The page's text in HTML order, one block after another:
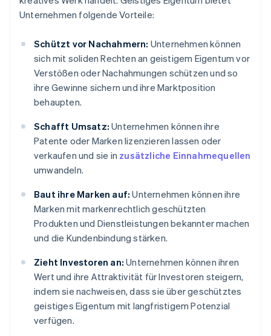
Unternehmen folgende Vorteile:
Schützt vor Nachahmern: Unternehmen können
sich mit soliden Rechten an geistigem Eigentum vor
Verstößen oder Nachahmungen schützen und so
ihre Gewinne sichern und ihre Marktposition
behaupten.
Schafft Umsatz: Unternehmen können ihre
Patente oder Marken lizenzieren lassen oder
verkaufen und sie in zusätzliche Einnahmequellen
umwandeln.
Baut ihre Marken auf: Unternehmen können ihre
Marken mit markenrechtlich geschützten
Produkten und Dienstleistungen bekannter machen
und die Kundenbindung stärken.
Zieht Investoren an: Unternehmen können ihren
Wert und ihre Attraktivität für Investoren steigern,
indem sie nachweisen, dass sie über geschütztes
geistiges Eigentum mit langfristigem Potenzial
verfügen.